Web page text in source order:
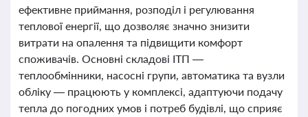
ефективне приймання, розподіл і регулювання
теплової енергії, що дозволяє значно знизити
витрати на опалення та підвищити комфорт
споживачів. Основні складові ІТП —
теплообмінники, насосні групи, автоматика та вузли
обліку — працюють у комплексі, адаптуючи подачу
тепла до погодних умов і потреб будівлі, що сприяє